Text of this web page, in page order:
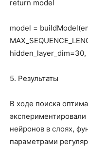
return model
model =
5. Результаты
В ходе поиска
нейронов в слоях,
параметрами